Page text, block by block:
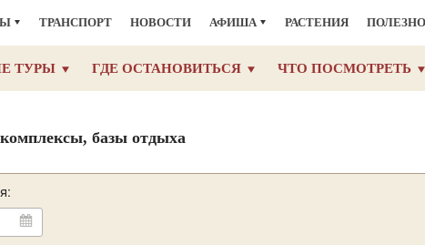
ТРАНСПОРТ НОВОСТИ АФИША РАСТЕНИЯ
ТУРЫ ГДЕ ОСТАНОВИТЬСЯ ЧТО ПОСМОТРЕТЬ
базы отдыха